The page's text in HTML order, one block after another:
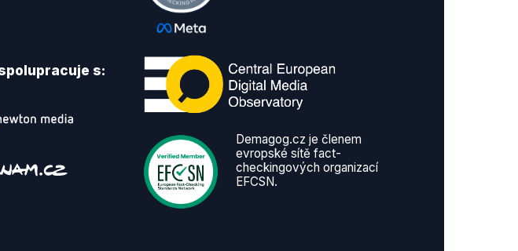
s:
Demagog.cz je členem
evropské sítě fact-
checkingových organizací
EFCSN.